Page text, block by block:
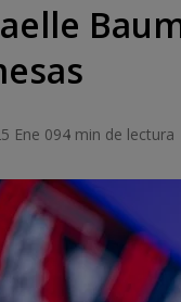
Ene 094 min de lectura